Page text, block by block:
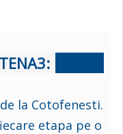
la Cotofenesti.
etapa pe o